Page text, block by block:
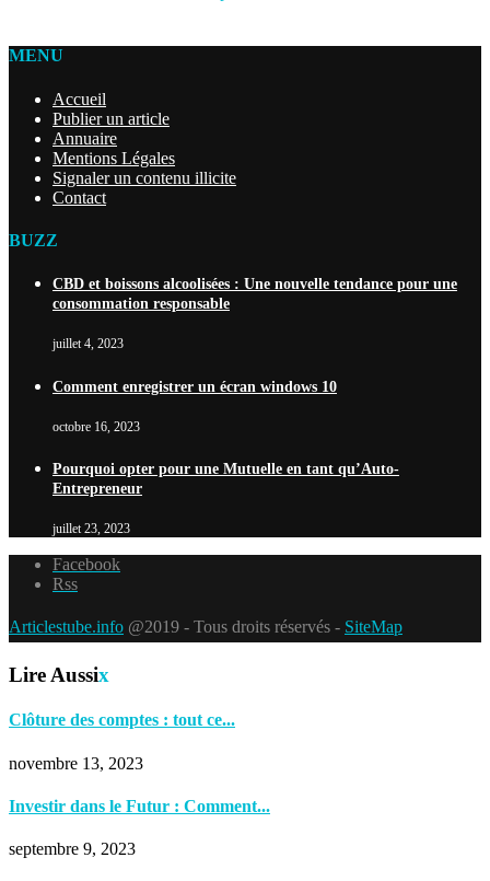
MENU
Accueil
Publier un article
Annuaire
Mentions Légales
Signaler un contenu illicite
Contact
BUZZ
CBD et boissons alcoolisées : Une nouvelle tendance pour une
consommation responsable
juillet 4, 2023
Comment enregistrer un écran windows 10
octobre 16, 2023
Pourquoi opter pour une Mutuelle en tant qu’Auto-
Entrepreneur
juillet 23, 2023
Facebook
Rss
Articlestube.info @2019 - Tous droits réservés - SiteMap
Lire Aussix
Clôture des comptes : tout ce...
novembre 13, 2023
Investir dans le Futur : Comment...
septembre 9, 2023